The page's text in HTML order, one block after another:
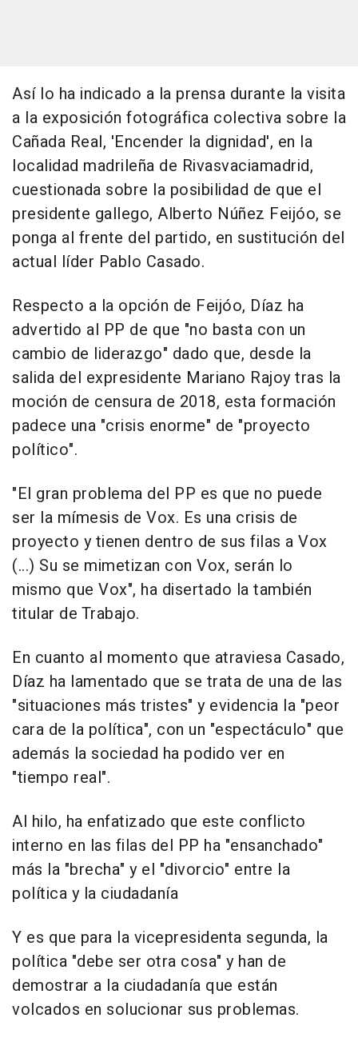
Así lo ha indicado a la prensa durante la visita
a la exposición fotográfica colectiva sobre la
Cañada Real, 'Encender la dignidad', en la
localidad madrileña de Rivasvaciamadrid,
cuestionada sobre la posibilidad de que el
presidente gallego, Alberto Núñez Feijóo, se
ponga al frente del partido, en sustitución del
actual líder Pablo Casado.
Respecto a la opción de Feijóo, Díaz ha
advertido al PP de que "no basta con un
cambio de liderazgo" dado que, desde la
salida del expresidente Mariano Rajoy tras la
moción de censura de 2018, esta formación
padece una "crisis enorme" de "proyecto
político".
"El gran problema del PP es que no puede
ser la mímesis de Vox. Es una crisis de
proyecto y tienen dentro de sus filas a Vox
(...) Su se mimetizan con Vox, serán lo
mismo que Vox", ha disertado la también
titular de Trabajo.
En cuanto al momento que atraviesa Casado,
Díaz ha lamentado que se trata de una de las
"situaciones más tristes" y evidencia la "peor
cara de la política", con un "espectáculo" que
además la sociedad ha podido ver en
"tiempo real".
Al hilo, ha enfatizado que este conflicto
interno en las filas del PP ha "ensanchado"
más la "brecha" y el "divorcio" entre la
política y la ciudadanía
Y es que para la vicepresidenta segunda, la
política "debe ser otra cosa" y han de
demostrar a la ciudadanía que están
volcados en solucionar sus problemas.